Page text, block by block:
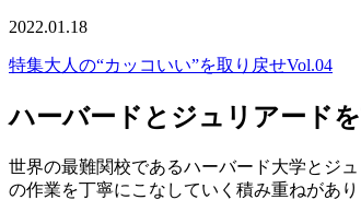
2022.01.18
特集大人の“カッコいい”を取り戻せVol.04
ハーバードとジュリアード
世界の最難関校であるハーバード大学とジ
の作業を丁寧にこなしていく積み重ねがあ